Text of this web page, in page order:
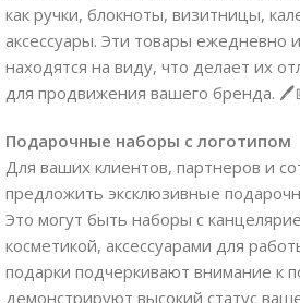
как ручки, блокноты, визитницы,
аксессуары. Эти товары ежедневно
находятся на виду, что делает их
для продвижения вашего бренда.
Подарочные наборы с логотипом
Для ваших клиентов, партнеров и
предложить эксклюзивные
Это могут быть наборы с
косметикой, аксессуарами для
подарки подчеркивают внимание к
демонстрируют высокий статус